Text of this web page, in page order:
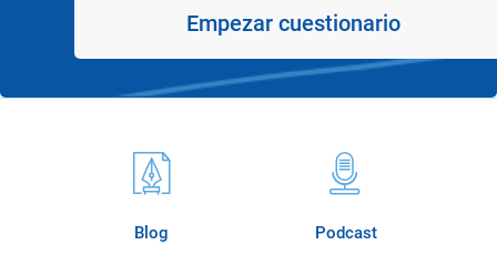
Empezar cuestionario
Blog Podcast